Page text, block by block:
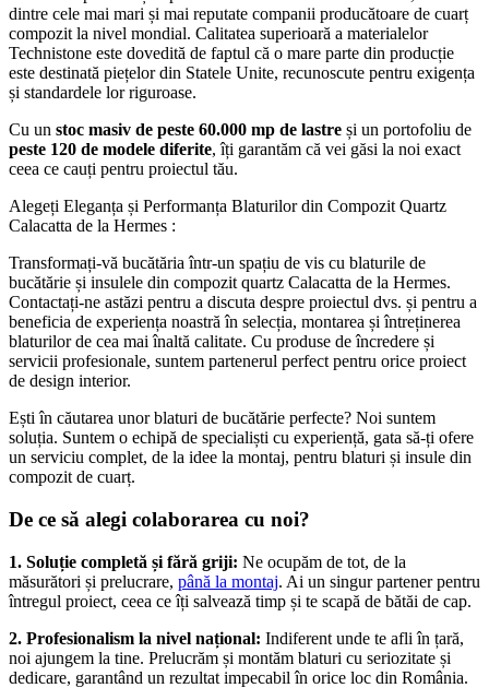
dintre cele mai mari și mai reputate companii producătoare de cuarț
compozit la nivel mondial. Calitatea superioară a materialelor
Technistone este dovedită de faptul că o mare parte din producție
este destinată piețelor din Statele Unite, recunoscute pentru exigența
și standardele lor riguroase.
Cu un stoc masiv de peste 60.000 mp de lastre și un portofoliu de
peste 120 de modele diferite, îți garantăm că vei găsi la noi exact
ceea ce cauți pentru proiectul tău.
Alegeți Eleganța și Performanța Blaturilor din Compozit Quartz
Calacatta de la Hermes :
Transformați-vă bucătăria într-un spațiu de vis cu blaturile de
bucătărie și insulele din compozit quartz Calacatta de la Hermes.
Contactați-ne astăzi pentru a discuta despre proiectul dvs. și pentru a
beneficia de experiența noastră în selecția, montarea și întreținerea
blaturilor de cea mai înaltă calitate. Cu produse de încredere și
servicii profesionale, suntem partenerul perfect pentru orice proiect
de design interior.
Ești în căutarea unor blaturi de bucătărie perfecte? Noi suntem
soluția. Suntem o echipă de specialiști cu experiență, gata să-ți ofere
un serviciu complet, de la idee la montaj, pentru blaturi și insule din
compozit de cuarț.
De ce să alegi colaborarea cu noi?
1. Soluție completă și fără griji: Ne ocupăm de tot, de la
măsurători și prelucrare, până la montaj. Ai un singur partener pentru
întregul proiect, ceea ce îți salvează timp și te scapă de bătăi de cap.
2. Profesionalism la nivel național: Indiferent unde te afli în țară,
noi ajungem la tine. Prelucrăm și montăm blaturi cu seriozitate și
dedicare, garantând un rezultat impecabil în orice loc din România.